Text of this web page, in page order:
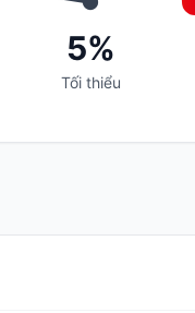
5%
Tối thiểu